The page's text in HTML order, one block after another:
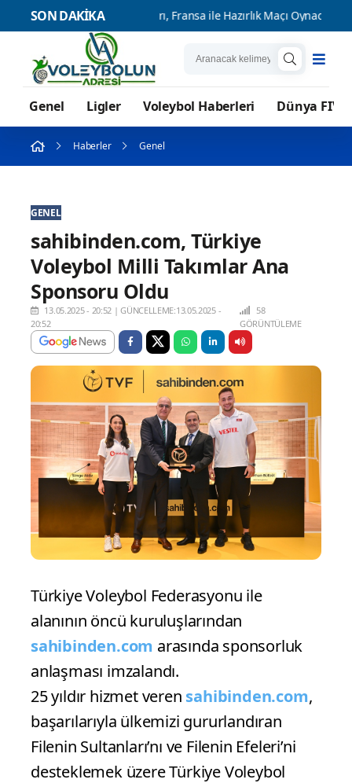
SON DAKİKA
Sultanları, Fransa ile Hazırlık Maçı Oynadı 2026 Akdeniz
Genel Ligler Voleybol Haberleri Dünya
Haberler Genel
GENEL
sahibinden.com, Türkiye
Voleybol Milli Takımlar Ana
Sponsoru Oldu
13.05.2025 - 20:52 |GÜNCELLEME:13.05.2025 -
20:52
58
GÖRÜNTÜLEME
Türkiye Voleybol Federasyonu ile
alanının öncü kuruluşlarından
sahibinden.com arasında sponsorluk
anlaşması imzalandı.
25 yıldır hizmet veren sahibinden.com,
başarılarıyla ülkemizi gururlandıran
Filenin Sultanları’nı ve Filenin Efeleri’ni
desteklemek üzere Türkiye Voleybol